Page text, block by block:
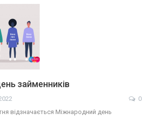
займенників
0
відзначається Міжнародний день